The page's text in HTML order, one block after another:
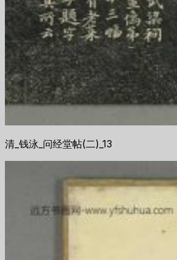
清_钱泳_问经堂帖(二)_13